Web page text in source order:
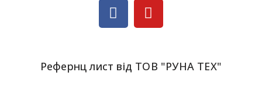
Рефернц лист від ТОВ "РУНА ТЕХ"